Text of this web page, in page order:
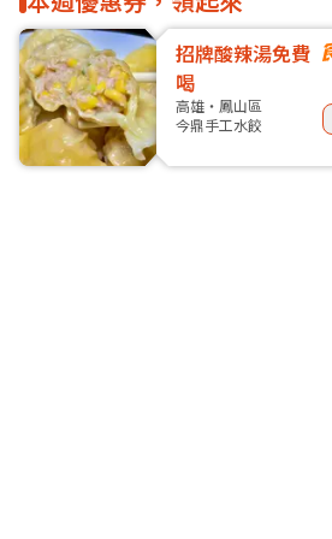
招牌酸辣湯免費
喝
高雄・鳳山區
今鼎手工水餃